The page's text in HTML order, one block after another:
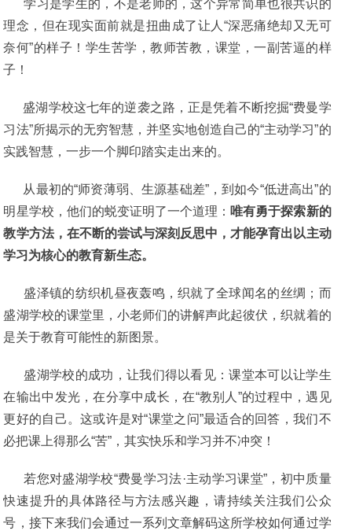
学习是学生的，不是老师的，这个异常简单也很共识的
理念，但在现实面前就是扭曲成了让人“深恶痛绝却又无可
奈何”的样子！学生苦学，教师苦教，课堂，一副苦逼的样
子！
盛湖学校这七年的逆袭之路，正是凭着不断挖掘“费曼学
习法”所揭示的无穷智慧，并坚实地创造自己的“主动学习”的
实践智慧，一步一个脚印踏实走出来的。
从最初的“师资薄弱、生源基础差”，到如今“低进高出”的
明星学校，他们的蜕变证明了一个道理： 唯有勇于探索新的
教学方法，在不断的尝试与深刻反思中，才能孕育出以主动
学习为核心的教育新生态。
盛泽镇的纺织机昼夜轰鸣，织就了全球闻名的丝绸；而
盛湖学校的课堂里，小老师们的讲解声此起彼伏，织就着的
是关于教育可能性的新图景。
盛湖学校的成功，让我们得以看见：课堂本可以让学生
在输出中发光，在分享中成长，在“教别人”的过程中，遇见
更好的自己。这或许是对“课堂之问”最适合的回答，我们不
必把课上得那么“苦”，其实快乐和学习并不冲突！
若您对盛湖学校“费曼学习法·主动学习课堂”，初中质量
快速提升的具体路径与方法感兴趣，请持续关注我们公众
号，接下来我们会通过一系列文章解码这所学校如何通过学